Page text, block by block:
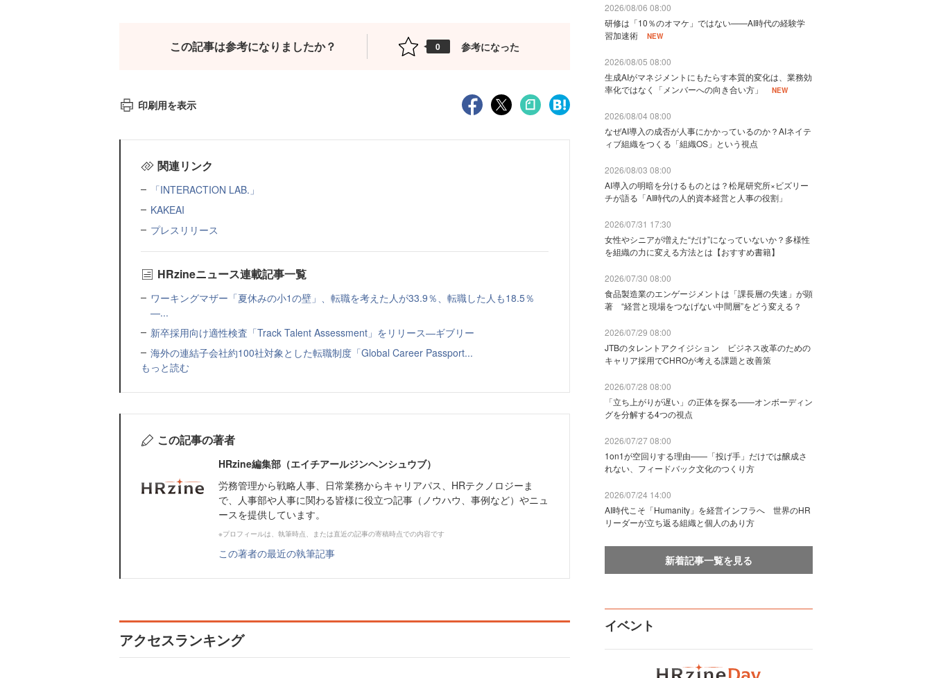
この記事は参考になりましたか？ 0 参考になった
印刷用を表示
関連リンク
「INTERACTION LAB.」
KAKEAI
プレスリリース
HRzineニュース連載記事一覧
ワーキングマザー「夏休みの小1の壁」、転職を考えた人が33.9％、転職した人も18.5％
—...
新卒採用向け適性検査「Track Talent Assessment」をリリース—ギブリー
海外の連結子会社約100社対象とした転職制度「Global Career Passport...
もっと読む
この記事の著者
HRzine編集部（エイチアールジンヘンシュウブ）
労務管理から戦略人事、日常業務からキャリアパス、HRテクノロジーま
で、人事部や人事に関わる皆様に役立つ記事（ノウハウ、事例など）やニュ
ースを提供しています。
※プロフィールは、執筆時点、または直近の記事の寄稿時点での内容です
この著者の最近の執筆記事
アクセスランキング
2026/08/06 08:00
研修は「10％のオマケ」ではない——AI時代の経験学
習加速術
NEW
2026/08/05 08:00
生成AIがマネジメントにもたらす本質的変化は、業務効
率化ではなく「メンバーへの向き合い方」
NEW
2026/08/04 08:00
なぜAI導入の成否が人事にかかっているのか？AIネイテ
ィブ組織をつくる「組織OS」という視点
2026/08/03 08:00
AI導入の明暗を分けるものとは？松尾研究所×ビズリー
チが語る「AI時代の人的資本経営と人事の役割」
2026/07/31 17:30
女性やシニアが増えた“だけ”になっていないか？多様性
を組織の力に変える方法とは【おすすめ書籍】
2026/07/30 08:00
食品製造業のエンゲージメントは「課長層の失速」が顕
著 “経営と現場をつなげない中間層”をどう変える？
2026/07/29 08:00
JTBのタレントアクイジション ビジネス改革のための
キャリア採用でCHROが考える課題と改善策
2026/07/28 08:00
「立ち上がりが遅い」の正体を探る——オンボーディン
グを分解する4つの視点
2026/07/27 08:00
1on1が空回りする理由——「投げ手」だけでは醸成さ
れない、フィードバック文化のつくり方
2026/07/24 14:00
AI時代こそ「Humanity」を経営インフラへ 世界のHR
リーダーが立ち返る組織と個人のあり方
新着記事一覧を見る
イベント